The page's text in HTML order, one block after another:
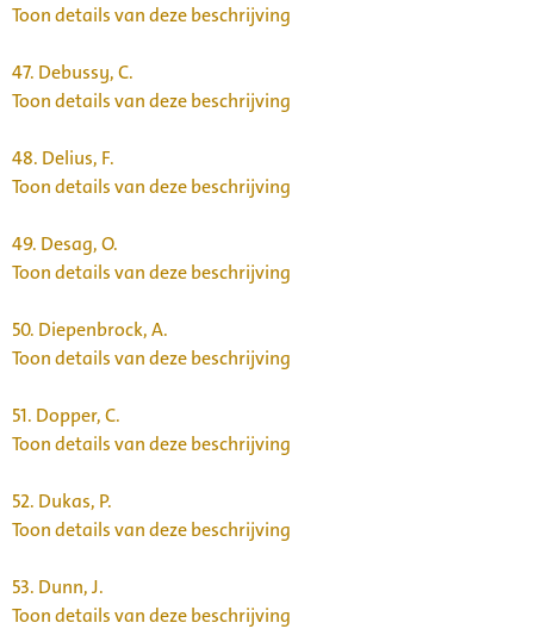
Toon details van deze beschrijving
47. Debussy, C.
Toon details van deze beschrijving
48. Delius, F.
Toon details van deze beschrijving
49. Desag, O.
Toon details van deze beschrijving
50. Diepenbrock, A.
Toon details van deze beschrijving
51. Dopper, C.
Toon details van deze beschrijving
52. Dukas, P.
Toon details van deze beschrijving
53. Dunn, J.
Toon details van deze beschrijving